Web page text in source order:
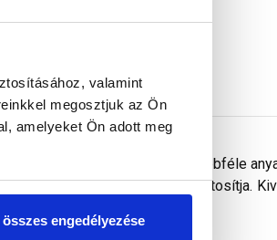
valamint
megosztjuk az Ön
amelyeket Ön adott meg
engedélyezése
col (4/6 TPI) geometriája többféle
vastag hátsó traktus bitosítja.
fúrására.
kell kiválasztani.